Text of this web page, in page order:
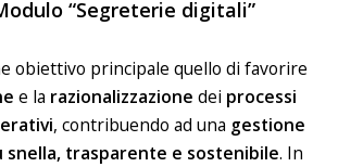
“Segreterie digitali”
obiettivo principale quello di favorire
e la razionalizzazione dei processi
, contribuendo ad una gestione
snella, trasparente e sostenibile. In